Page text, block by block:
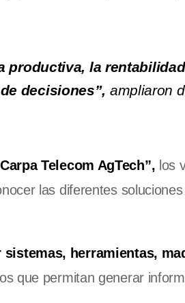
productiva, la
decisiones”, ampliaron
Telecom AgTech”, los
las diferentes
sistemas, herramientas,
que permitan generar